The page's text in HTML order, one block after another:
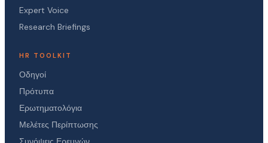
Expert Voice
Research Briefings
HR TOOLKIT
Οδηγοί
Πρότυπα
Ερωτηματολόγια
Μελέτες Περίπτωσης